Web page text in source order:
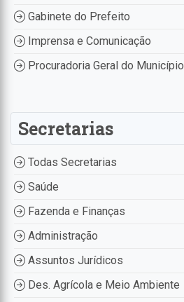
Gabinete do Prefeito
Imprensa e Comunicação
Procuradoria Geral do Município
Secretarias
Todas Secretarias
Saúde
Fazenda e Finanças
Administração
Assuntos Jurídicos
Des. Agrícola e Meio Ambiente